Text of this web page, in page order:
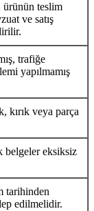
ürünün teslim
ve satış
trafiğe
yapılmamış
kırık veya parça
belgeler eksiksiz
tarihinden
edilmelidir.